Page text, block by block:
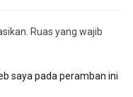
Ruas yang wajib
saya pada peramban ini